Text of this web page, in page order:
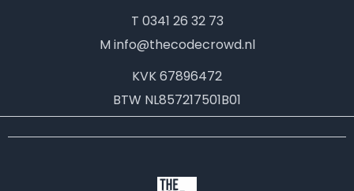
T 0341 26 32 73
M info@thecodecrowd.nl
KVK67896472
BTW NL857217501B01